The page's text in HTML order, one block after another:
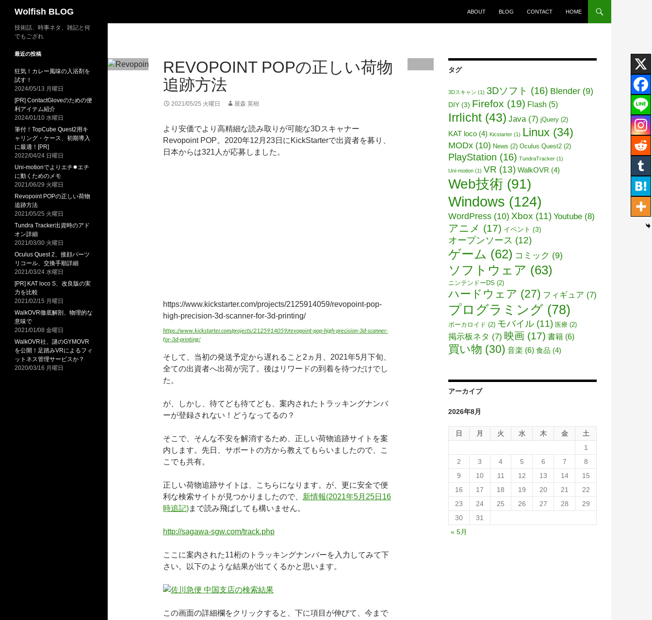
Wolfish BLOG ABOUT BLOG CONTACT HOME
REVOPOINT POPの正しい荷物
追跡方法
2021/05/25 火曜日 屋森 英樹
より安価でより高精細な読み取りが可能な3Dスキャナー
Revopoint POP。2020年12月23日にKickStarterで出資者を募り、
日本からは321人が応募しました。
https://www.kickstarter.com/projects/2125914059/revopoint-pop-
high-precision-3d-scanner-for-3d-printing/
https://www.kickstarter.com/projects/2125914059/revopoint-pop-high-precision-3d-scanner-
for-3d-printing/
そして、当初の発送予定から遅れること2ヵ月、2021年5月下旬、
全ての出資者へ出荷が完了。後はリワードの到着を待つだけでし
た。
が、しかし、待てども待てども、案内されたトラッキングナンバ
ーが登録されない！どうなってるの？
そこで、そんな不安を解消するため、正しい荷物追跡サイトを案
内します。先日、サポートの方から教えてもらいましたので、こ
こでも共有。
正しい荷物追跡サイトは、こちらになります。が、更に安全で便
利な検索サイトが見つかりましたので、 新情報(2021年5月25日16
時追記)まで読み飛ばしても構いません。
http://sagawa-sgw.com/track.php
ここに案内された11桁のトラッキングナンバーを入力してみて下
さい。以下のような結果が出てくるかと思います。
この画面の詳細欄をクリックすると、下に項目が伸びて、今まで
タグ
3Dスキャン (1) 3Dソフト (16) Blender (9)
DIY (3) Firefox (19) Flash (5)
Irrlicht (43) Java(7) jQuery (2)
KAT loco (4) Kicstarter (1) Linux (34)
MODx (10) News (2) Oculus Quest2 (2)
PlayStation (16) TundraTracker (1)
Uni-motion (1) VR (13) WalkOVR (4)
Web技術 (91)
Windows (124)
WordPress (10) Xbox (11) Youtube (8)
アニメ (17) イベント (3)
オープンソース (12)
ゲーム (62) コミック (9)
ソフトウェア (63)
ニンテンドーDS (2)
ハードウェア (27) フィギュア (7)
プログラミング (78)
ボーカロイド (2) モバイル (11) 医療 (2)
掲示板ネタ (7) 映画 (17) 書籍 (6)
買い物 (30) 音楽 (6) 食品 (4)
アーカイブ
2026年8月
日 月 火 水 木 金
土
1
2
3 4 5 6 7
8
9
10 11 12 13 14
15
16
17 18 19 20 21
22
23
24 25 26 27 28
29
30
31
« 5月
技術話、時事ネタ、雑記と何
でもござれ
最近の投稿
狂気！カレー風味の入浴剤を
試す！
2024/05/13 月曜日
[PR] ContactGloveのための便
利アイテム紹介
2024/01/10 水曜日
筆付！TopCube Quest2用キ
ャリング・ケース、初期導入
に最適！[PR]
2022/04/24 日曜日
Uni-motionでよりエチ✹エチ
に動くためのメモ
2021/06/29 火曜日
Revopoint POPの正しい荷物
追跡方法
2021/05/25 火曜日
Tundra Tracker出資時のアド
オン詳細
2021/03/30 火曜日
Oculus Quest 2、接顔パーツ
リコール、交換手順詳細
2021/03/24 水曜日
[PR] KAT loco S、改良版の実
力を比較
2021/02/15 月曜日
WalkOVR徹底解剖、物理的な
意味で
2021/01/08 金曜日
WalkOVR社、謎のGYMOVR
を公開！足踏みVRによるフィ
ットネス管理サービスか？
2020/03/16 月曜日